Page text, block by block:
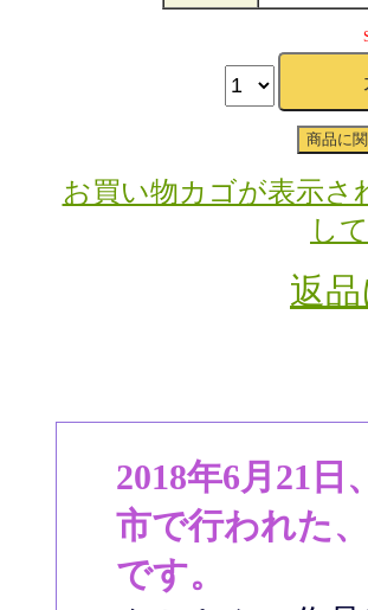
お買い物カゴが表示
し
返
2018年6月21日
市で行われた
です。